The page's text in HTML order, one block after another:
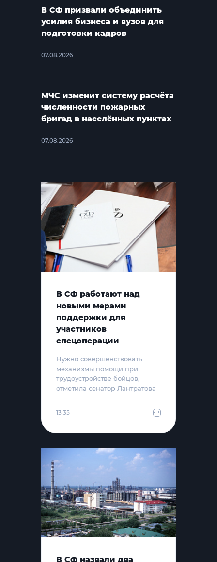
В СФ призвали объединить
усилия бизнеса и вузов для
подготовки кадров
07.08.2026
МЧС изменит систему расчёта
численности пожарных
бригад в населённых пунктах
07.08.2026
В СФ работают над
новыми мерами
поддержки для
участников
спецоперации
Нужно совершенствовать
механизмы помощи при
трудоустройстве бойцов,
отметила сенатор Лантратова
13:35
В СФ назвали два